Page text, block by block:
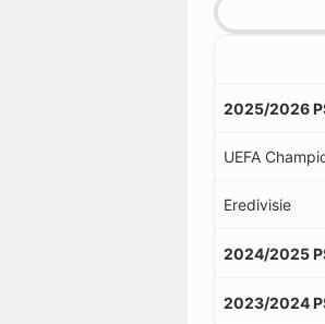
2025/2026
UEFA
Eredivisie
2024/2025
2023/2024